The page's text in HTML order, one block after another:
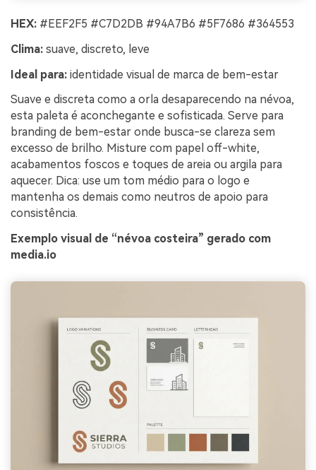
HEX: #EEF2F5 #C7D2DB #94A7B6 #5F7686 #364553
Clima: suave, discreto, leve
Ideal para: identidade visual de marca de bem-estar
Suave e discreta como a orla desaparecendo na névoa,
esta paleta é aconchegante e sofisticada. Serve para
branding de bem-estar onde busca-se clareza sem
excesso de brilho. Misture com papel off-white,
acabamentos foscos e toques de areia ou argila para
aquecer. Dica: use um tom médio para o logo e
mantenha os demais como neutros de apoio para
consistência.
Exemplo visual de “névoa costeira” gerado com
media.io